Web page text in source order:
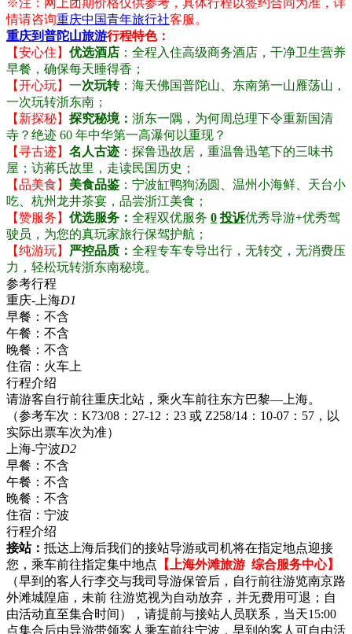
情请咨询重庆中国青年旅行社客服。
重庆到普陀山旅游行程特色：
【安心住】 优选酒店 ：全程入住高级商务酒店，干净卫生营养
早餐，确保每天睡得香；
【开心玩】 一次玩转：海天佛国普陀山、东南第一山雁荡山，
一次玩转浙东南；
【新探秘】 探究秘境： 浙东一隅，为何周总理下令重新国清
寺？绝迹 60 年中华第一高瀑何以重现？
【寻古迹】 名人古迹 ：探鲁迅故居，重温鲁迅笔下的三味书
屋；访蒋氏故里，走读民国历史；
【品美食】 美食品鉴 ：宁波缸鸭狗汤圆、温州小海鲜、天台小
吃、杭州龙井茶宴，品尝浙江美食；
【赞服务】 优选服务： 全程双优服务 0 投诉优秀导游+优秀驾
驶员，为您的真玩家旅行保驾护航；
【纯游玩】 严控品质： 全程专车专导出行，无转交，无消费压
力，轻松玩转浙东南秘境。
参考行程
重庆-上海D1
早餐： 不含
午餐： 不含
晚餐： 不含
住宿： 火车上
行程介绍
请游客自行前往重庆北站，乘火车前往东方巴黎—上海。
（参考车次：K73/08：27-12：23 或 Z258/14：10-07：57，以
实际出票车次为准）
上海-宁波D2
早餐： 不含
午餐： 不含
晚餐： 不含
住宿： 宁波
行程介绍
接站： 抵达上海后我们的接站导游或司机将在指定地点迎接
您，乘车前往指定集中地点 【上海外滩旅游 综合服务中心】
（早到的客人行李交与我司导游保管后，自行前往游览南京路
外滩城隍庙，未前 往游览视为自动放弃，并无费用可退；自
由活动直至集合时间），请提前与接站人员联系，当天15:00
点集合后由导游带领客人乘车前往宁波，早到的客人可自由活